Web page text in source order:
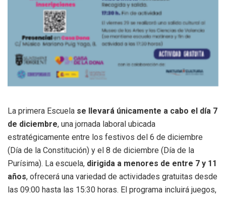
La primera Escuela se llevará únicamente a cabo el día 7
de diciembre, una jornada laboral ubicada
estratégicamente entre los festivos del 6 de diciembre
(Día de la Constitución) y el 8 de diciembre (Día de la
Purísima). La escuela, dirigida a menores de entre 7 y 11
años, ofrecerá una variedad de actividades gratuitas desde
las 09:00 hasta las 15:30 horas. El programa incluirá juegos,